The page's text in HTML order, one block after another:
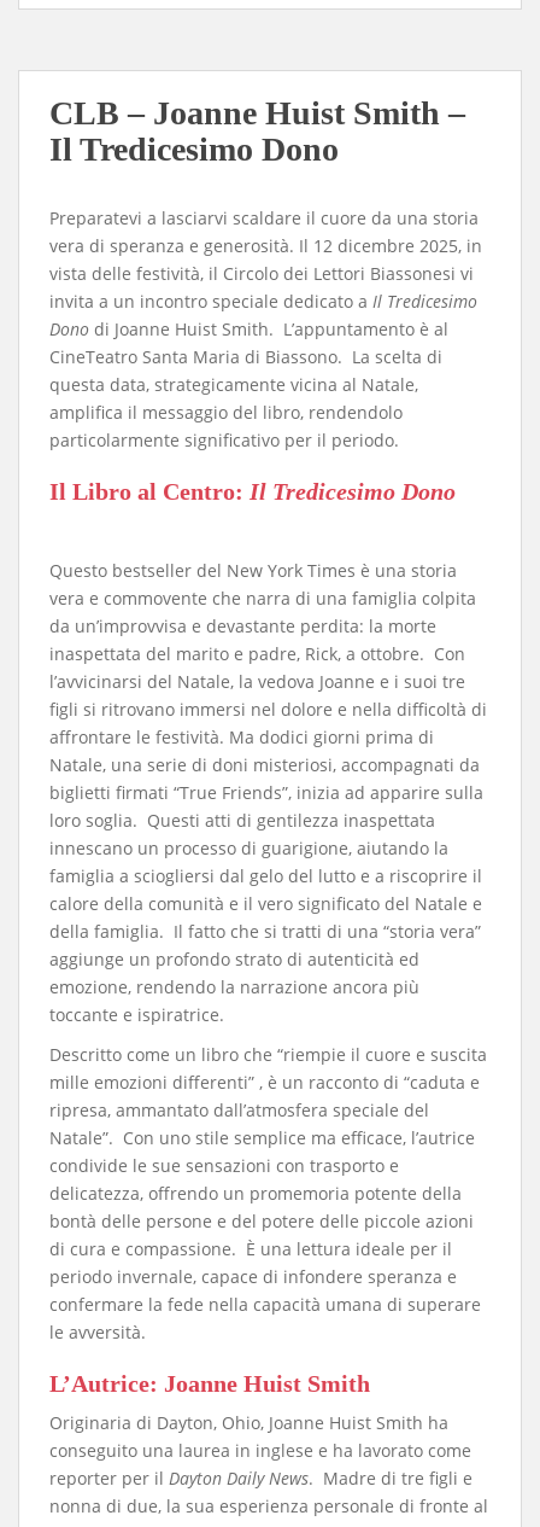
CLB – Joanne Huist Smith –
Il Tredicesimo Dono
Preparatevi a lasciarvi scaldare il cuore da una storia
vera di speranza e generosità. Il 12 dicembre 2025, in
vista delle festività, il Circolo dei Lettori Biassonesi vi
invita a un incontro speciale dedicato a Il Tredicesimo
Dono di Joanne Huist Smith. L’appuntamento è al
CineTeatro Santa Maria di Biassono. La scelta di
questa data, strategicamente vicina al Natale,
amplifica il messaggio del libro, rendendolo
particolarmente significativo per il periodo.
​Il Libro al Centro: Il Tredicesimo Dono
Questo bestseller del New York Times è una storia
vera e commovente che narra di una famiglia colpita
da un’improvvisa e devastante perdita: la morte
inaspettata del marito e padre, Rick, a ottobre. Con
l’avvicinarsi del Natale, la vedova Joanne e i suoi tre
figli si ritrovano immersi nel dolore e nella difficoltà di
affrontare le festività. Ma dodici giorni prima di
Natale, una serie di doni misteriosi, accompagnati da
biglietti firmati “True Friends”, inizia ad apparire sulla
loro soglia. Questi atti di gentilezza inaspettata
innescano un processo di guarigione, aiutando la
famiglia a sciogliersi dal gelo del lutto e a riscoprire il
calore della comunità e il vero significato del Natale e
della famiglia. Il fatto che si tratti di una “storia vera”
aggiunge un profondo strato di autenticità ed
emozione, rendendo la narrazione ancora più
toccante e ispiratrice.
​Descritto come un libro che “riempie il cuore e suscita
mille emozioni differenti” , è un racconto di “caduta e
ripresa, ammantato dall’atmosfera speciale del
Natale”. Con uno stile semplice ma efficace, l’autrice
condivide le sue sensazioni con trasporto e
delicatezza, offrendo un promemoria potente della
bontà delle persone e del potere delle piccole azioni
di cura e compassione. È una lettura ideale per il
periodo invernale, capace di infondere speranza e
confermare la fede nella capacità umana di superare
le avversità.
​L’Autrice: Joanne Huist Smith
​Originaria di Dayton, Ohio, Joanne Huist Smith ha
conseguito una laurea in inglese e ha lavorato come
reporter per il Dayton Daily News. Madre di tre figli e
nonna di due, la sua esperienza personale di fronte al